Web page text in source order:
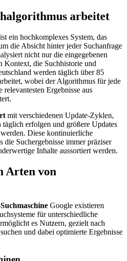
arbeitet
ist ein hochkomplexes System, das
die Absicht hinter jeder Suchanfrage
nicht nur die eingegebenen
Kontext, die Suchhistorie und
werden täglich über 85
wobei der Algorithmus für jede
Ergebnisse aus
mit verschiedenen Update-Zyklen,
erfolgen und größere Updates
Diese kontinuierliche
die Suchergebnisse immer präziser
Inhalte aussortiert werden.
Arten von
Google existieren
für unterschiedliche
es Nutzern, gezielt nach
und dabei optimierte Ergebnisse